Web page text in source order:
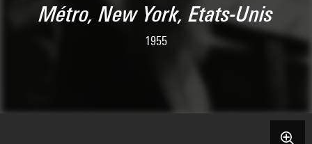
Métro, New York, Etats-Unis
1955